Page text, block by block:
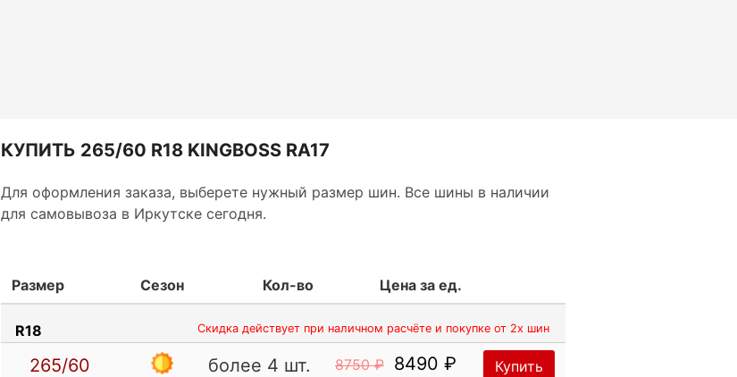
КУПИТЬ 265/60 R18 KINGBOSS RA17
Для оформления заказа, выберете нужный размер шин. Все шины в наличии
для самовывоза в Иркутске сегодня.
Размер Сезон Кол-во Цена за ед.
R18 Скидка действует при наличном расчёте и покупке от 2х шин
265/60
более 4 шт. 8750 ₽ 8490 ₽ Купить